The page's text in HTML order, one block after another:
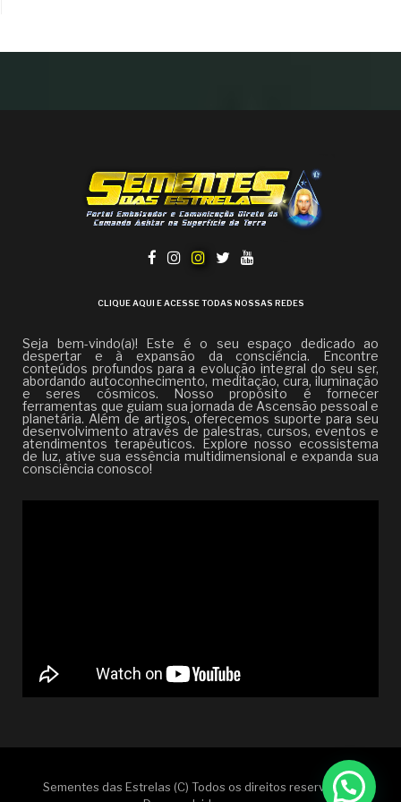
CLIQUE AQUI E ACESSE TODAS NOSSAS REDES
Seja bem-vindo(a)! Este é o seu espaço dedicado ao
despertar e à expansão da consciência. Encontre
conteúdos profundos para a evolução integral do seu ser,
abordando autoconhecimento, meditação, cura, iluminação
e seres cósmicos. Nosso propósito é fornecer
ferramentas que guiam sua jornada de Ascensão pessoal e
planetária. Além de artigos, oferecemos suporte para seu
desenvolvimento através de palestras, cursos, eventos e
atendimentos terapêuticos. Explore nosso ecossistema
de luz, ative sua essência multidimensional e expanda sua
consciência conosco!
Sementes das Estrelas (C) Todos os direitos reservados |